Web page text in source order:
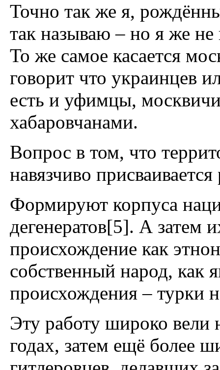
Точно так же я,
так называю – но я же не
То же самое касается
говорит что украинцев
есть и уфимцы,
хабаровчанами.
Вопрос в том, что
навязчиво
Формируют корпуса
дегенератов[5]. А затем
происхождение как
собственный народ, как
происхождения – турки
Эту работу широко вели
годах, затем ещё более